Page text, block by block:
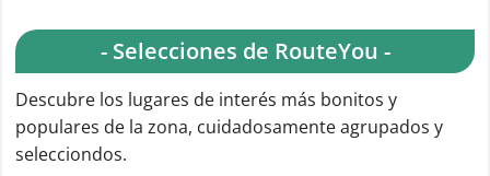
- Selecciones de RouteYou -
Descubre los lugares de interés más bonitos y
populares de la zona, cuidadosamente agrupados y
selecciondos.